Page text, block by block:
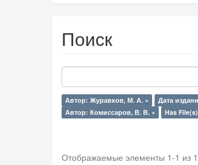
Поиск
Автор: Журавков, М. А. × Дата
Автор: Комиссаров, В. В. ×
Has
Отображаемые элементы 1-1 из 1